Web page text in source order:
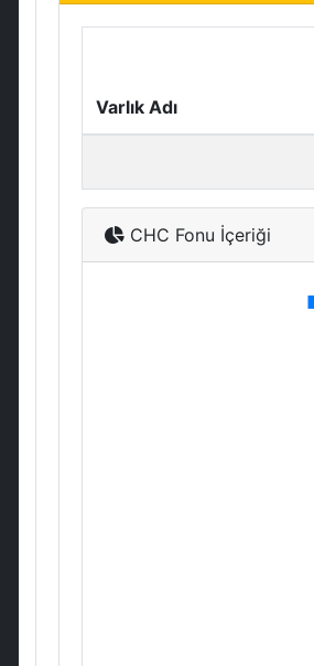
Varlık Adı
CHC Fonu İçeriği